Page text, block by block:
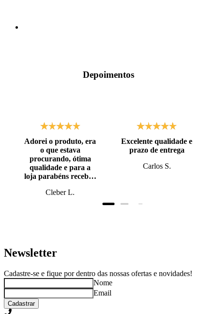
Depoimentos
Adorei o produto, era
o que estava
procurando, ótima
qualidade e para a
loja parabéns recebi o
prazo, super bem
Cleber L.
Excelente qualidade e
prazo de entrega
Carlos S.
Newsletter
Cadastre-se e fique por dentro das nossas ofertas e novidades!
Nome
Email
Cadastrar